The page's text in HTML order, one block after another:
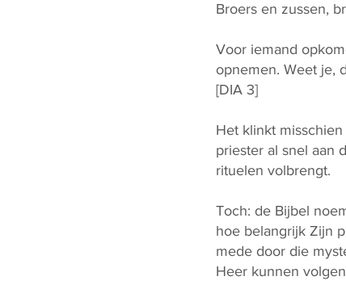
Broers en zussen,
Voor iemand
opnemen. Weet je,
[DIA 3]
Het klinkt
priester al snel aan
rituelen volbrengt.
Toch: de Bijbel
hoe belangrijk Zijn
mede door die
Heer kunnen